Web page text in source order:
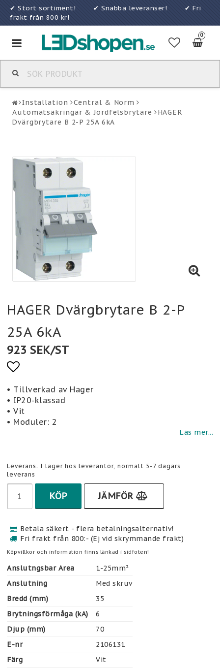
✔ Stort sortiment! ✔ Snabba leveranser! ✔ Fri
frakt från 800 kr!
0
Toggle
navigation
Installation
Central & Norm
Automatsäkringar & Jordfelsbrytare
HAGER
Dvärgbrytare B 2-P 25A 6kA
HAGER Dvärgbrytare B 2-P
25A 6kA
923 SEK/ST
Lägg till i favoritlistan
• Tillverkad av Hager
• IP20-klassad
• Vit
• Moduler: 2
Läs mer...
Leverans: I lager hos leverantör, normalt 5-7 dagars
leverans
KÖP JÄMFÖR
Betala säkert - flera betalningsalternativ!
Fri frakt från 800:- (Ej vid skrymmande frakt)
Köpvillkor och information finns länkad i sidfoten!
Anslutngsbar Area
1-25mm²
Anslutning
Med skruv
Bredd (mm)
35
Brytningsförmåga (kA)
6
Djup (mm)
70
E-nr
2106131
Färg
Vit